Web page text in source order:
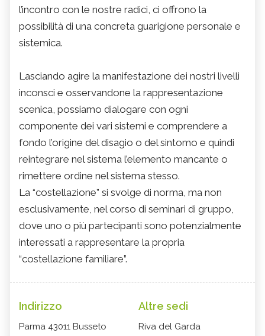
l’incontro con le nostre radici, ci offrono la
possibilità di una concreta guarigione personale e
sistemica.
Lasciando agire la manifestazione dei nostri livelli
inconsci e osservandone la rappresentazione
scenica, possiamo dialogare con ogni
componente dei vari sistemi e comprendere a
fondo l’origine del disagio o del sintomo e quindi
reintegrare nel sistema l’elemento mancante o
rimettere ordine nel sistema stesso.
La “costellazione” si svolge di norma, ma non
esclusivamente, nel corso di seminari di gruppo,
dove uno o più partecipanti sono potenzialmente
interessati a rappresentare la propria
“costellazione familiare”.
Indirizzo
Parma 43011 Busseto
Altre sedi
Riva del Garda